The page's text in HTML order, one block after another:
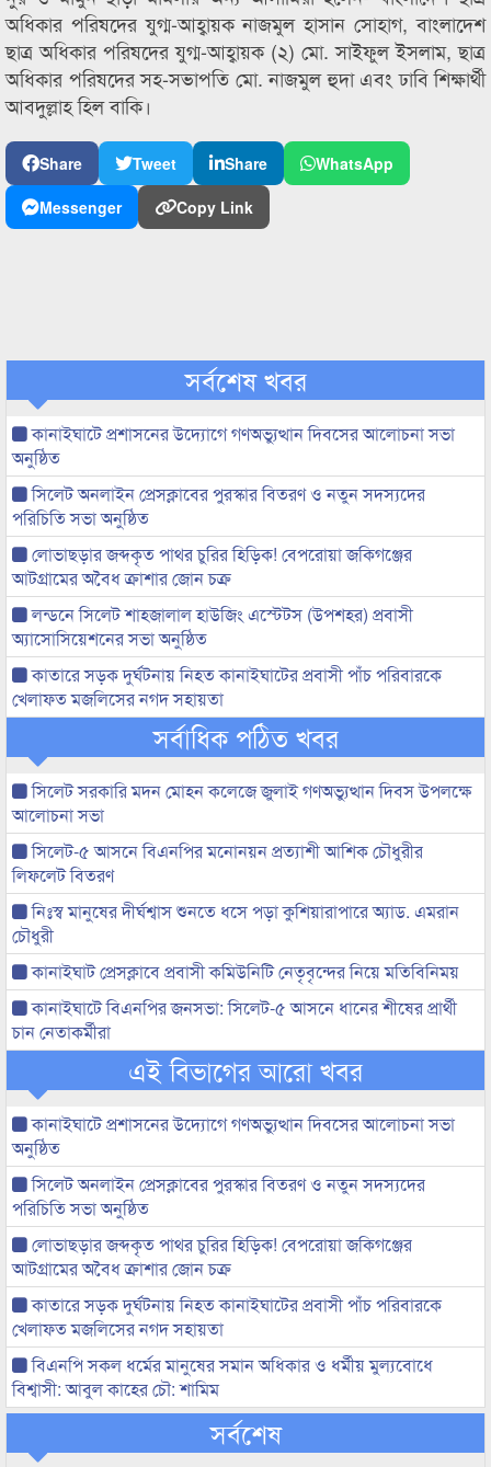
অধিকার পরিষদের যুগ্ম-আহ্বায়ক নাজমুল হাসান সোহাগ, বাংলাদেশ
ছাত্র অধিকার পরিষদের যুগ্ম-আহ্বায়ক (২) মো. সাইফুল ইসলাম, ছাত্র
অধিকার পরিষদের সহ-সভাপতি মো. নাজমুল হুদা এবং ঢাবি শিক্ষার্থী
আবদুল্লাহ হিল বাকি।
Share Tweet Share
WhatsApp
Messenger
Copy Link
সর্বশেষ খবর
কানাইঘাটে প্রশাসনের উদ্যোগে গণঅভ্যুত্থান দিবসের আলোচনা সভা
অনুষ্ঠিত
সিলেট অনলাইন প্রেসক্লাবের পুরস্কার বিতরণ ও নতুন সদস্যদের
পরিচিতি সভা অনুষ্ঠিত
লোভাছড়ার জব্দকৃত পাথর চুরির হিড়িক! বেপরোয়া জকিগঞ্জের
আটগ্রামের অবৈধ ক্রাশার জোন চক্র
লন্ডনে সিলেট শাহজালাল হাউজিং এস্টেটস (উপশহর) প্রবাসী
অ্যাসোসিয়েশনের সভা অনুষ্ঠিত
কাতারে সড়ক দুর্ঘটনায় নিহত কানাইঘাটের প্রবাসী পাঁচ পরিবারকে
খেলাফত মজলিসের নগদ সহায়তা
সর্বাধিক পঠিত খবর
সিলেট সরকারি মদন মোহন কলেজে জুলাই গণঅভ্যুত্থান দিবস উপলক্ষে
আলোচনা সভা
সিলেট-৫ আসনে বিএনপির মনোনয়ন প্রত্যাশী আশিক চৌধুরীর
লিফলেট বিতরণ
নিঃস্ব মানুষের দীর্ঘশ্বাস শুনতে ধসে পড়া কুশিয়ারাপারে অ্যাড. এমরান
চৌধুরী
কানাইঘাট প্রেসক্লাবে প্রবাসী কমিউনিটি নেতৃবৃন্দের নিয়ে মতিবিনিময়
কানাইঘাটে বিএনপির জনসভা: সিলেট-৫ আসনে ধানের শীষের প্রার্থী
চান নেতাকর্মীরা
এই বিভাগের আরো খবর
কানাইঘাটে প্রশাসনের উদ্যোগে গণঅভ্যুত্থান দিবসের আলোচনা সভা
অনুষ্ঠিত
সিলেট অনলাইন প্রেসক্লাবের পুরস্কার বিতরণ ও নতুন সদস্যদের
পরিচিতি সভা অনুষ্ঠিত
লোভাছড়ার জব্দকৃত পাথর চুরির হিড়িক! বেপরোয়া জকিগঞ্জের
আটগ্রামের অবৈধ ক্রাশার জোন চক্র
কাতারে সড়ক দুর্ঘটনায় নিহত কানাইঘাটের প্রবাসী পাঁচ পরিবারকে
খেলাফত মজলিসের নগদ সহায়তা
বিএনপি সকল ধর্মের মানুষের সমান অধিকার ও ধর্মীয় মুল্যবোধে
বিশ্বাসী: আবুল কাহের চৌ: শামিম
সর্বশেষ